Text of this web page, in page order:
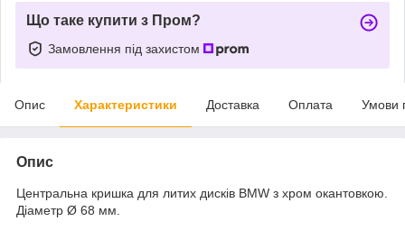
Що таке купити з Пром?
Замовлення під захистом
Опис Характеристики Доставка Оплата Умови
Опис
Центральна кришка для литих дисків BMW з хром окантовкою.
Діаметр Ø 68 мм.